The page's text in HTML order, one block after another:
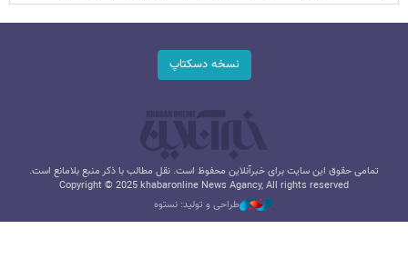
نسخه دسکتاپ
تمامی حقوق این سایت برای خبرآنلاین محفوظ است. نقل مطالب با ذکر منبع بلامانع است.
Copyright © 2025 khabaronline News Agancy, All rights reserved
طراحی و تولید: نستوه